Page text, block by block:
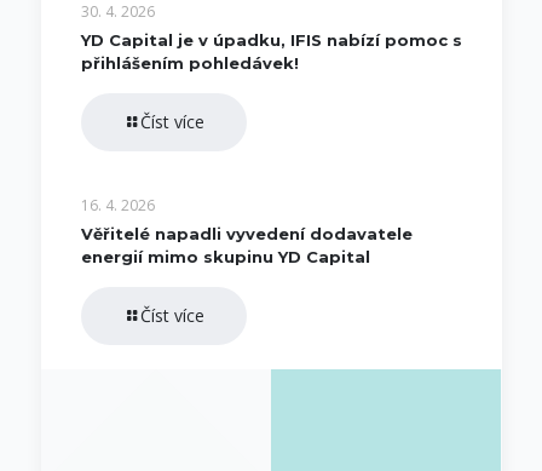
30. 4. 2026
YD Capital je v úpadku, IFIS nabízí pomoc s
přihlášením pohledávek!
Číst více
16. 4. 2026
Věřitelé napadli vyvedení dodavatele
energií mimo skupinu YD Capital
Číst více